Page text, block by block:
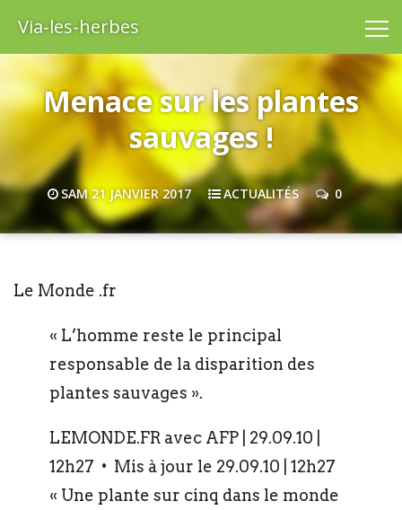
Via-les-herbes
Menace sur les plantes
sauvages !
SAM 21 JANVIER 2017 ACTUALITÉS 0
Le Monde .fr
« L’homme reste le principal
responsable de la disparition des
plantes sauvages ».
LEMONDE.FR avec AFP | 29.09.10 |
12h27 • Mis à jour le 29.09.10 | 12h27
« Une plante sur cinq dans le monde